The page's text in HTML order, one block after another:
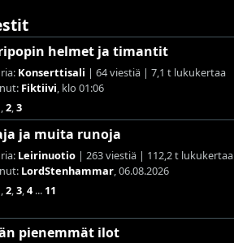
helmet ja timantit
Konserttisali | 64 viestiä | 7,1 t lukukertaa
Fiktiivi , klo 01:06
2 3
ja muita runoja
Leirinuotio | 263 viestiä | 112,2 t lukukertaa
LordStenhammar , 06.08.2026
2 3 4... 11
pienemmät ilot